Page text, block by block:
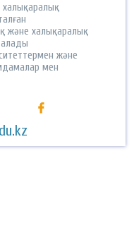
және халықаралық
алады
және
мен